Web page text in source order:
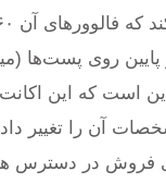
است که این اکانت
آن را تغییر داده
فروش در دسترس